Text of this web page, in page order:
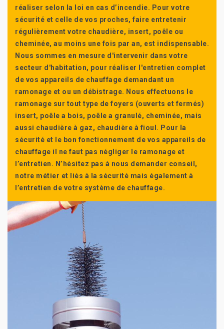
réaliser selon la loi en cas d’incendie. Pour votre
sécurité et celle de vos proches, faire entretenir
régulièrement votre chaudière, insert, poêle ou
cheminée, au moins une fois par an, est indispensable.
Nous sommes en mesure d'intervenir dans votre
secteur d'habitation, pour réaliser l'entretien complet
de vos appareils de chauffage demandant un
ramonage et ou un débistrage. Nous effectuons le
ramonage sur tout type de foyers (ouverts et fermés)
insert, poêle a bois, poêle a granulé, cheminée, mais
aussi chaudière à gaz, chaudière à fioul. Pour la
sécurité et le bon fonctionnement de vos appareils de
chauffage il ne faut pas négliger le ramonage et
l’entretien. N’hésitez pas à nous demander conseil,
notre métier et liés à la sécurité mais également à
l’entretien de votre système de chauffage.